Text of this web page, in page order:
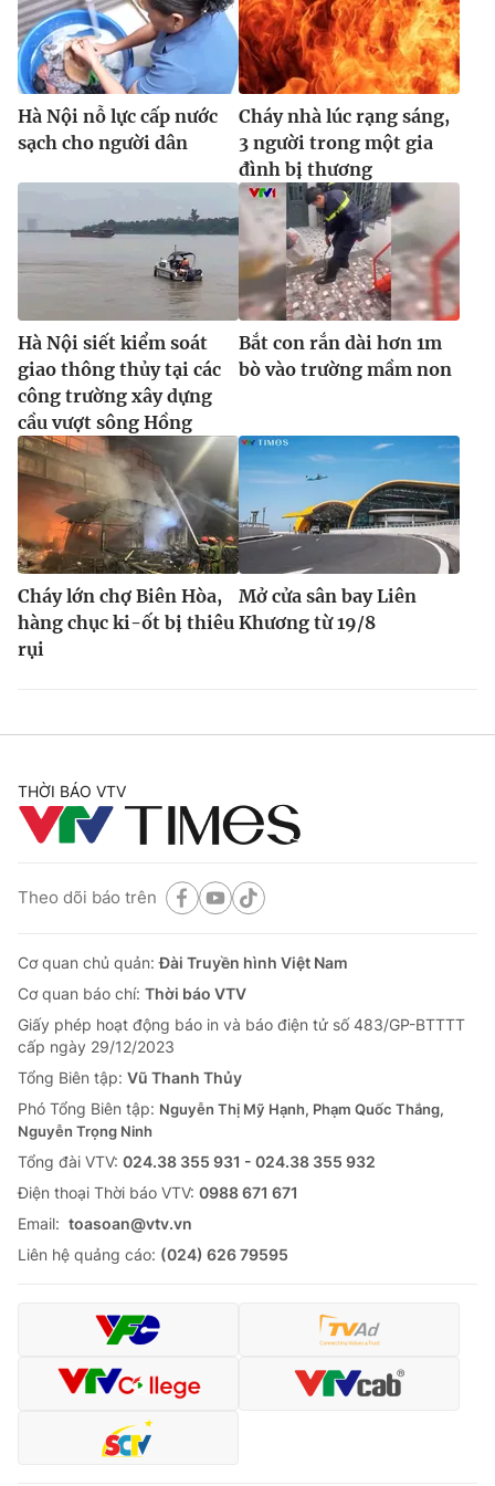
Ðiện thoại Thời báo VTV:024.66 897 897
Email:toasoan@vtv.vn
Liên hệ quảng cáo:024-7300.7108
® Cấm sao chép dưới mọi hình thức nếu không có sự chấp
thuận bằng văn bản. Ghi rõ nguồn VTV.vn khi phát hành lại
thông tin từ website này.
Hà Nội nỗ lực cấp nước
sạch cho người dân
Cháy nhà lúc rạng sáng,
3 người trong một gia
đình bị thương
Hà Nội siết kiểm soát
giao thông thủy tại các
công trường xây dựng
cầu vượt sông Hồng
Bắt con rắn dài hơn 1m
bò vào trường mầm non
Cháy lớn chợ Biên Hòa,
hàng chục ki-ốt bị thiêu
rụi
Mở cửa sân bay Liên
Khương từ 19/8
THỜI BÁO VTV
Theo dõi báo trên
Cơ quan chủ quản:Đài Truyền hình Việt Nam
Cơ quan báo chí: Thời báo VTV
Giấy phép hoạt động báo in và báo điện tử số 483/GP-BTTTT
cấp ngày 29/12/2023
Tổng Biên tập: Vũ Thanh Thủy
Phó Tổng Biên tập: Nguyễn Thị Mỹ Hạnh, Phạm Quốc Thắng,
Nguyễn Trọng Ninh
Tổng đài VTV: 024.38 355 931 - 024.38 355 932
Ðiện thoại Thời báo VTV: 0988 671 671
Email: toasoan@vtv.vn
Liên hệ quảng cáo: (024) 626 79595